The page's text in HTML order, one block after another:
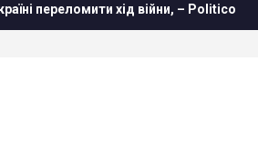
хід війни, – Politico